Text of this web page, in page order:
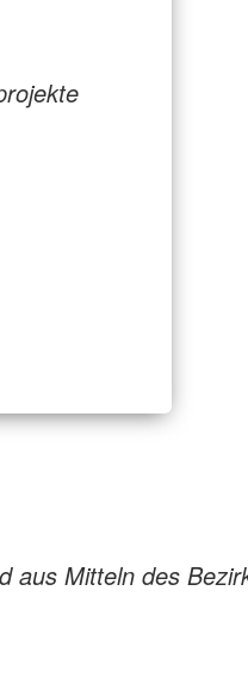
aus Mitteln des